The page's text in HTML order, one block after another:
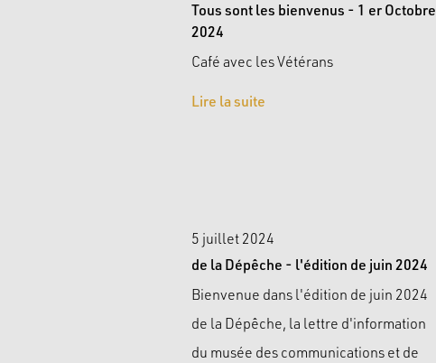
Tous sont les bienvenus - 1 er Octobre
2024
Café avec les Vétérans
Lire la suite
5 juillet 2024
de la Dépêche - l'édition de juin 2024
Bienvenue dans l'édition de juin 2024
de la Dépêche, la lettre d'information
du musée des communications et de